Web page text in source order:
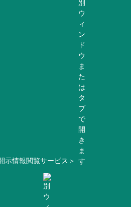
示情報閲覧サービス＞